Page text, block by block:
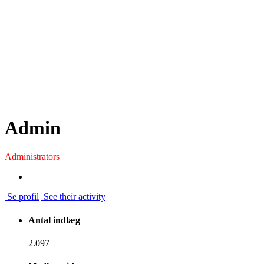
Admin
Administrators
Se profil See their activity
Antal indlæg
2.097